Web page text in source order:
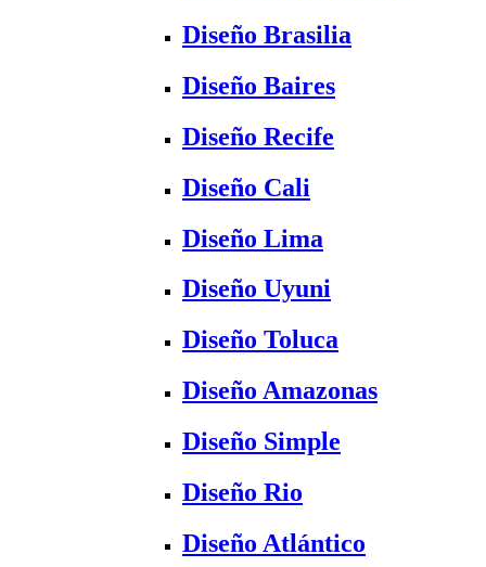
Diseño Brasilia
Diseño Baires
Diseño Recife
Diseño Cali
Diseño Lima
Diseño Uyuni
Diseño Toluca
Diseño Amazonas
Diseño Simple
Diseño Rio
Diseño Atlántico